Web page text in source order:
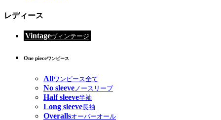
レディース
Vintageヴィンテージ
One pieceワンピース
Allワンピース全て
No sleeveノースリーブ
Half sleeve半袖
Long sleeve長袖
Overallsオーバーオール